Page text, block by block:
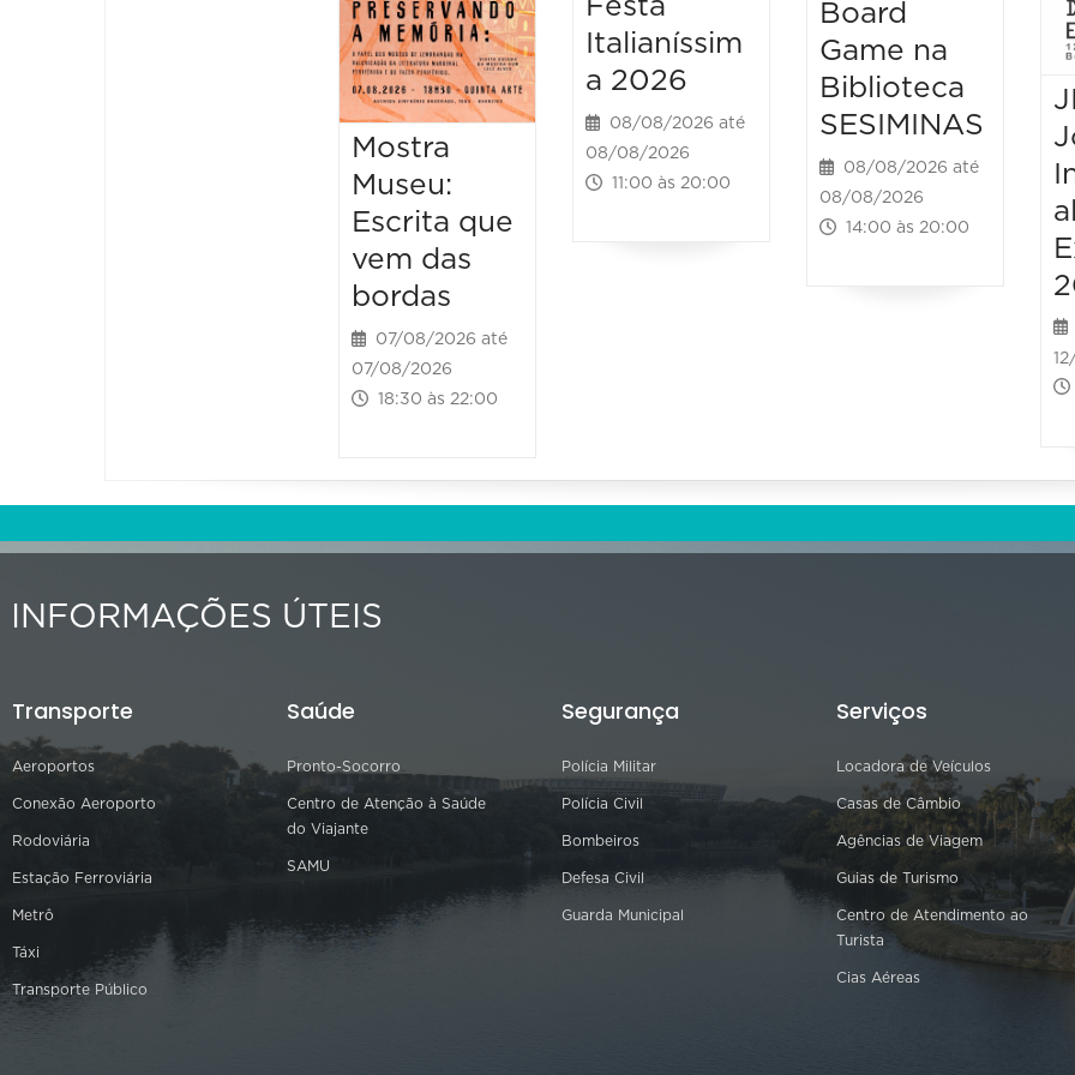
Mostra
Museu:
Escrita que
vem das
bordas
07/08/2026 até
07/08/2026
18:30 às 22:00
Festa
Italianíssim
a 2026
08/08/2026 até
08/08/2026
11:00 às 20:00
Board
Game na
Biblioteca
SESIMINAS
08/08/2026 até
08/08/2026
14:00 às 20:00
INFORMAÇÕES ÚTEIS
Transporte
Aeroportos
Conexão Aeroporto
Rodoviária
Estação Ferroviária
Metrô
Táxi
Transporte Público
Saúde
Pronto-Socorro
Centro de Atenção à Saúde
do Viajante
SAMU
Segurança
Polícia Militar
Polícia Civil
Bombeiros
Defesa Civil
Guarda Municipal
Serviços
Locadora de Veículos
Casas de Câmbio
Agências de Viagem
Guias de Turismo
Centro de Atendimento ao
Turista
Cias Aéreas